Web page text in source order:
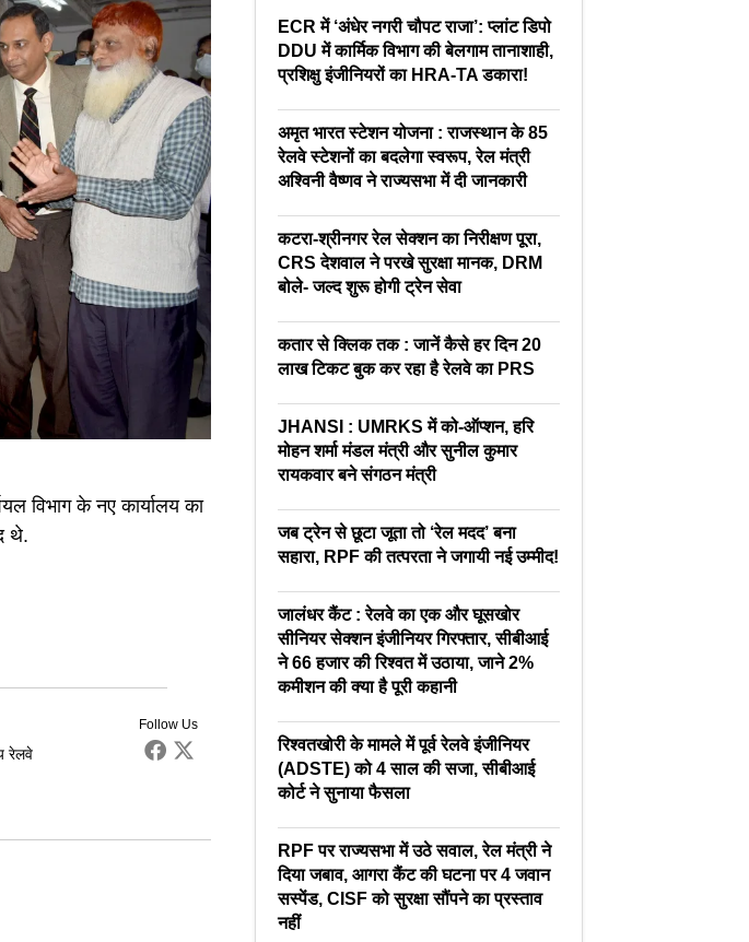
विभाग के नए कार्यालय का
थे.
Follow Us
रेलवे
ECR में ‘अंधेर नगरी चौपट राजा’: प्लांट डिपो
DDU में कार्मिक विभाग की बेलगाम तानाशाही,
प्रशिक्षु इंजीनियरों का HRA-TA डकारा!
अमृत भारत स्टेशन योजना : राजस्थान के 85
रेलवे स्टेशनों का बदलेगा स्वरूप, रेल मंत्री
अश्विनी वैष्णव ने राज्यसभा में दी जानकारी
कटरा-श्रीनगर रेल सेक्शन का निरीक्षण पूरा,
CRS देशवाल ने परखे सुरक्षा मानक, DRM
बोले- जल्द शुरू होगी ट्रेन सेवा
कतार से क्लिक तक : जानें कैसे हर दिन 20
लाख टिकट बुक कर रहा है रेलवे का PRS
JHANSI : UMRKS में को-ऑप्शन, हरि
मोहन शर्मा मंडल मंत्री और सुनील कुमार
रायकवार बने संगठन मंत्री
जब ट्रेन से छूटा जूता तो ‘रेल मदद’ बना
सहारा, RPF की तत्परता ने जगायी नई उम्मीद!
जालंधर कैंट : रेलवे का एक और घूसखोर
सीनियर सेक्शन इंजीनियर गिरफ्तार, सीबीआई
ने 66 हजार की रिश्वत में उठाया, जाने 2%
कमीशन की क्या है पूरी कहानी
रिश्वतखोरी के मामले में पूर्व रेलवे इंजीनियर
(ADSTE) को 4 साल की सजा, सीबीआई
कोर्ट ने सुनाया फैसला
RPF पर राज्यसभा में उठे सवाल, रेल मंत्री ने
दिया जबाव, आगरा कैंट की घटना पर 4 जवान
सस्पेंड, CISF को सुरक्षा सौंपने का प्रस्ताव
नहीं